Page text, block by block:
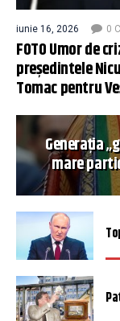
iunie 16, 2026 0
FOTO Umor de
președintele
Tomac pentru
Generația
mare